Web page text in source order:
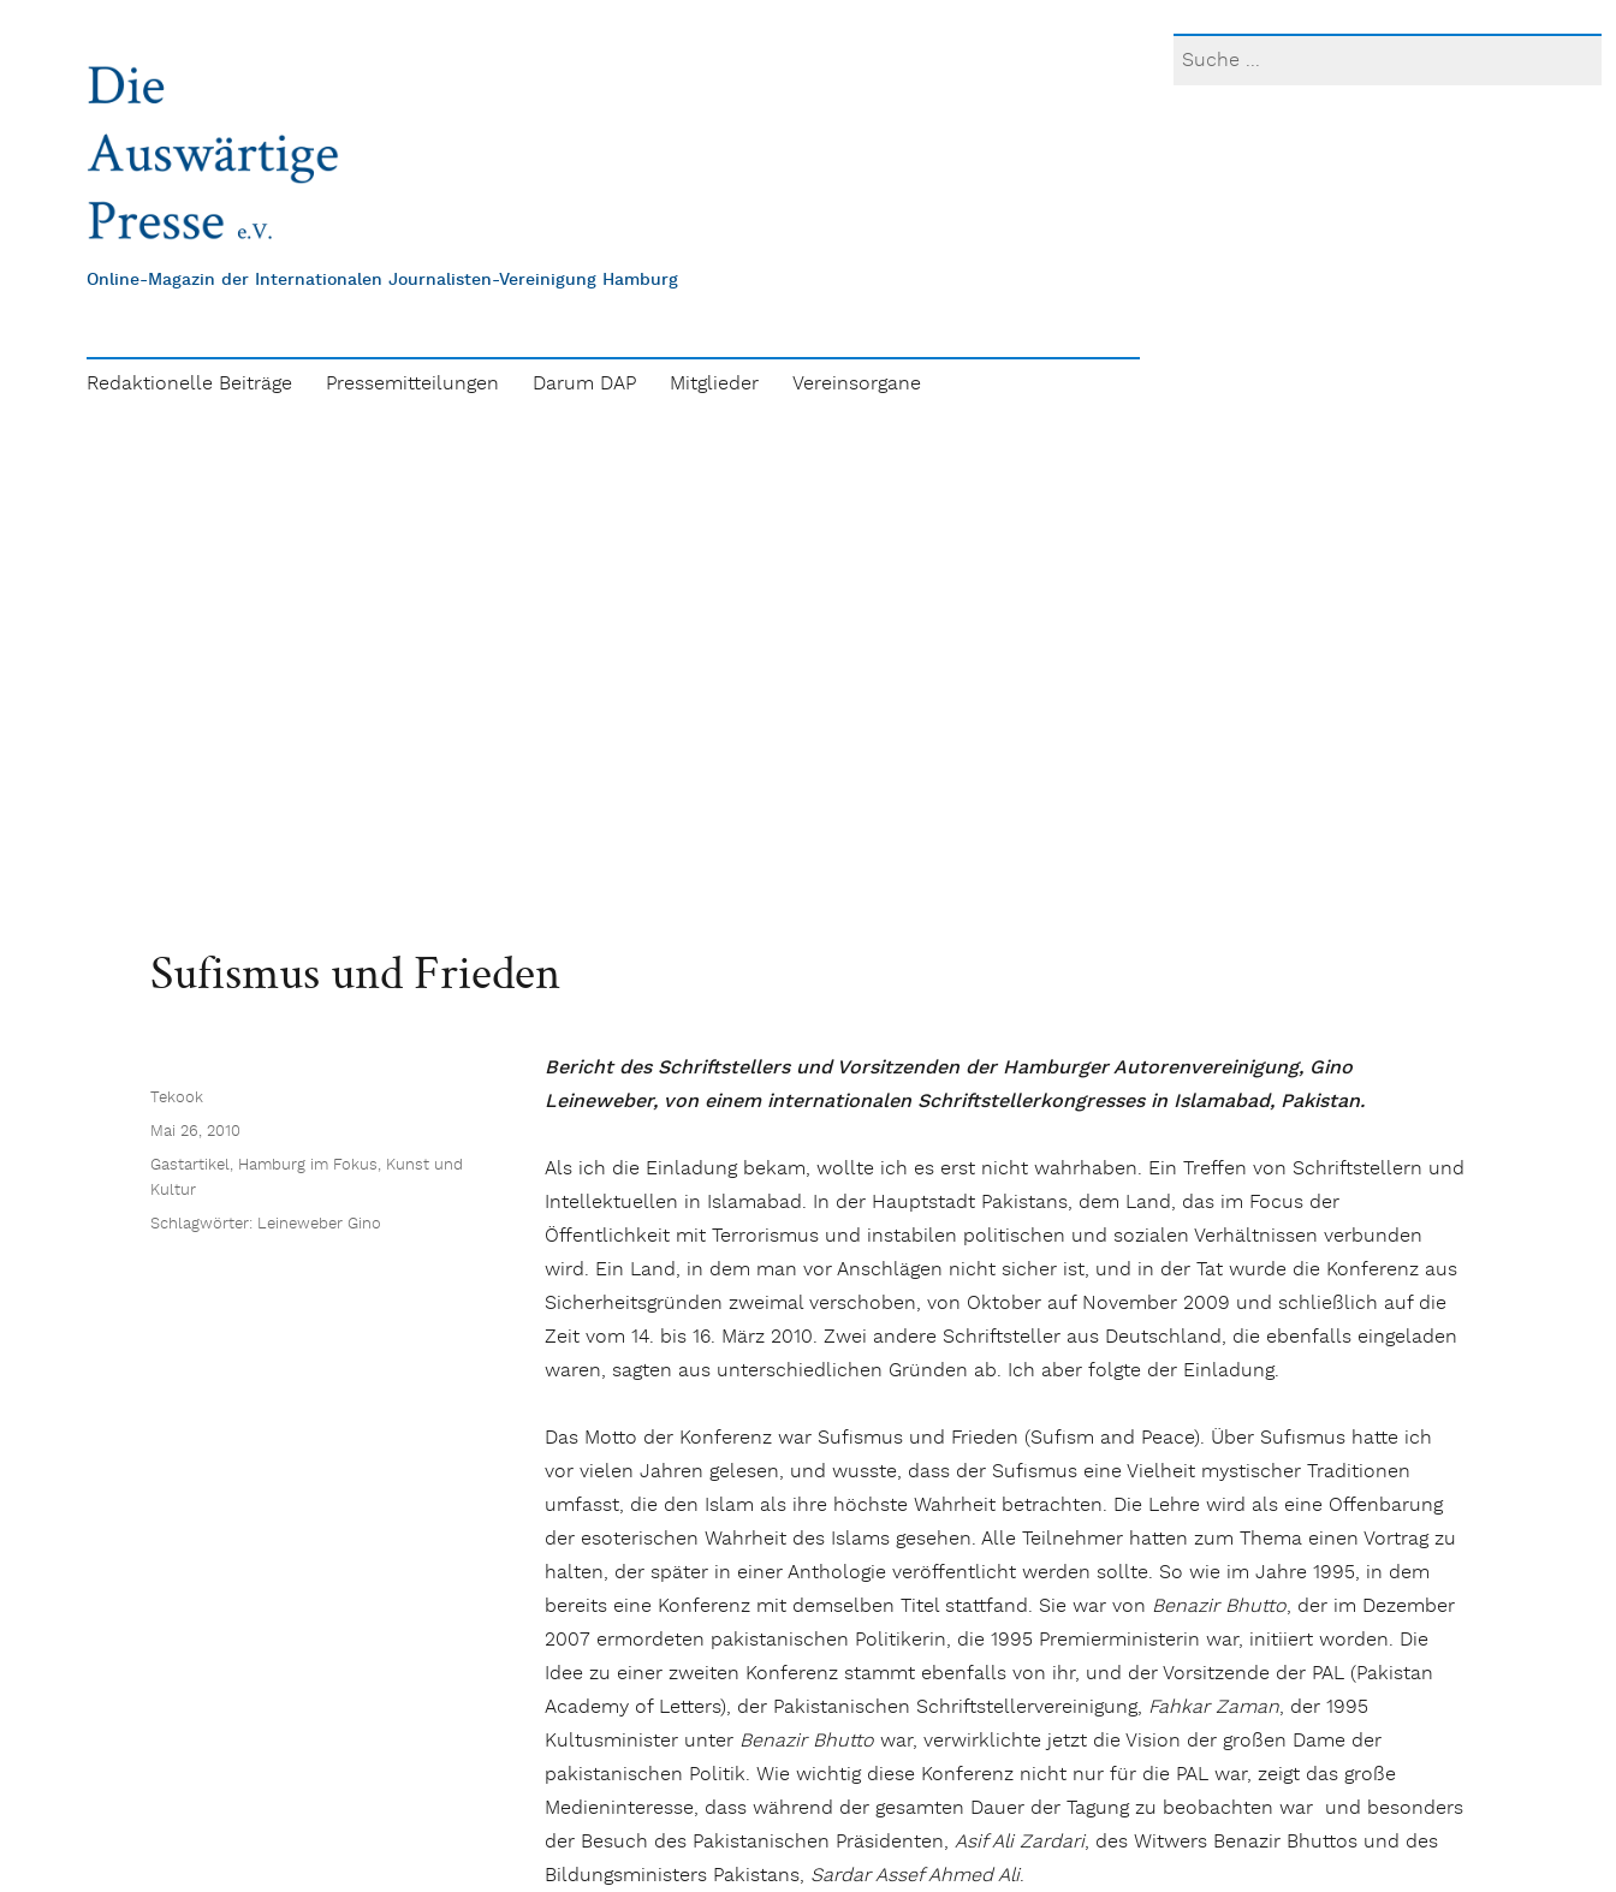
Online-Magazin der Internationalen Journalisten-Vereinigung Hamburg
Redaktionelle Beiträge Pressemitteilungen Darum DAP Mitglieder Vereinsorgane
Sufismus und Frieden
Bericht des Schriftstellers und Vorsitzenden der Hamburger Autorenvereinigung, Gino
Leineweber, von einem internationalen Schriftstellerkongresses in Islamabad, Pakistan.
Als ich die Einladung bekam, wollte ich es erst nicht wahrhaben. Ein Treffen von Schriftstellern und
Intellektuellen in Islamabad. In der Hauptstadt Pakistans, dem Land, das im Focus der
Öffentlichkeit mit Terrorismus und instabilen politischen und sozialen Verhältnissen verbunden
wird. Ein Land, in dem man vor Anschlägen nicht sicher ist, und in der Tat wurde die Konferenz aus
Sicherheitsgründen zweimal verschoben, von Oktober auf November 2009 und schließlich auf die
Zeit vom 14. bis 16. März 2010. Zwei andere Schriftsteller aus Deutschland, die ebenfalls eingeladen
waren, sagten aus unterschiedlichen Gründen ab. Ich aber folgte der Einladung.
Das Motto der Konferenz war Sufismus und Frieden (Sufism and Peace). Über Sufismus hatte ich
vor vielen Jahren gelesen, und wusste, dass der Sufismus eine Vielheit mystischer Traditionen
umfasst, die den Islam als ihre höchste Wahrheit betrachten. Die Lehre wird als eine Offenbarung
der esoterischen Wahrheit des Islams gesehen. Alle Teilnehmer hatten zum Thema einen Vortrag zu
halten, der später in einer Anthologie veröffentlicht werden sollte. So wie im Jahre 1995, in dem
bereits eine Konferenz mit demselben Titel stattfand. Sie war von Benazir Bhutto, der im Dezember
2007 ermordeten pakistanischen Politikerin, die 1995 Premierministerin war, initiiert worden. Die
Idee zu einer zweiten Konferenz stammt ebenfalls von ihr, und der Vorsitzende der PAL (Pakistan
Academy of Letters), der Pakistanischen Schriftstellervereinigung, Fahkar Zaman, der 1995
Kultusminister unter Benazir Bhutto war, verwirklichte jetzt die Vision der großen Dame der
pakistanischen Politik. Wie wichtig diese Konferenz nicht nur für die PAL war, zeigt das große
Medieninteresse, dass während der gesamten Dauer der Tagung zu beobachten war und besonders
der Besuch des Pakistanischen Präsidenten,Asif Ali Zardari, des Witwers Benazir Bhuttos und des
Bildungsministers Pakistans, Sardar Assef Ahmed Ali.
Tekook
Mai 26, 2010
Gastartikel, Hamburg im Fokus, Kunst und
Kultur
Schlagwörter: Leineweber Gino